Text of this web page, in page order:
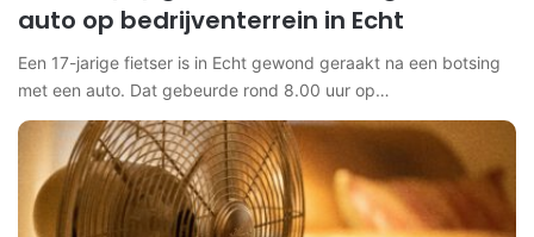
auto op bedrijventerrein in Echt
Een 17-jarige fietser is in Echt gewond geraakt na een botsing
met een auto. Dat gebeurde rond 8.00 uur op…